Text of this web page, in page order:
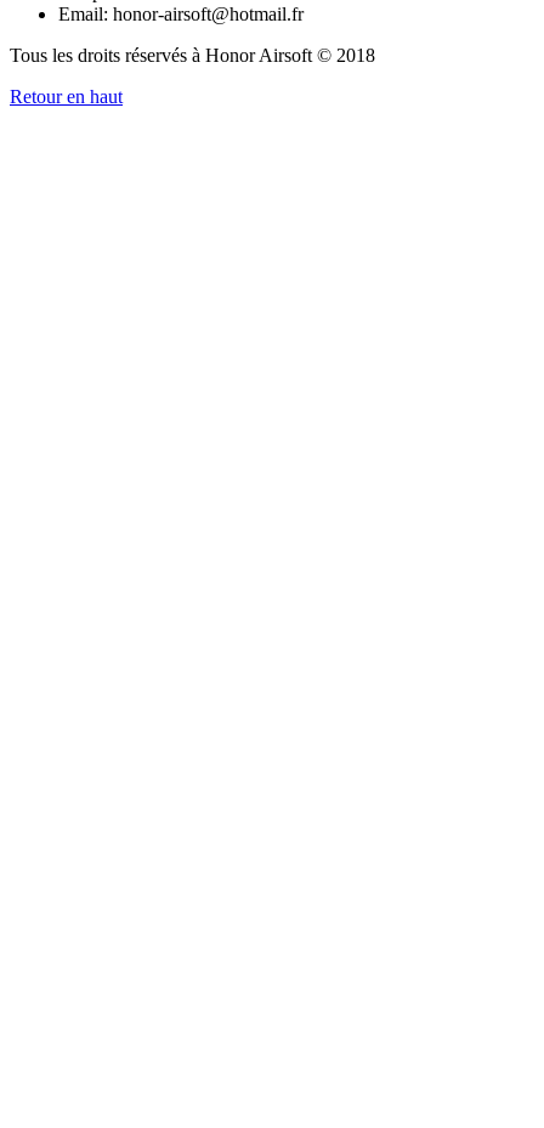
Email: honor-airsoft@hotmail.fr
Tous les droits réservés à Honor Airsoft © 2018
Retour en haut